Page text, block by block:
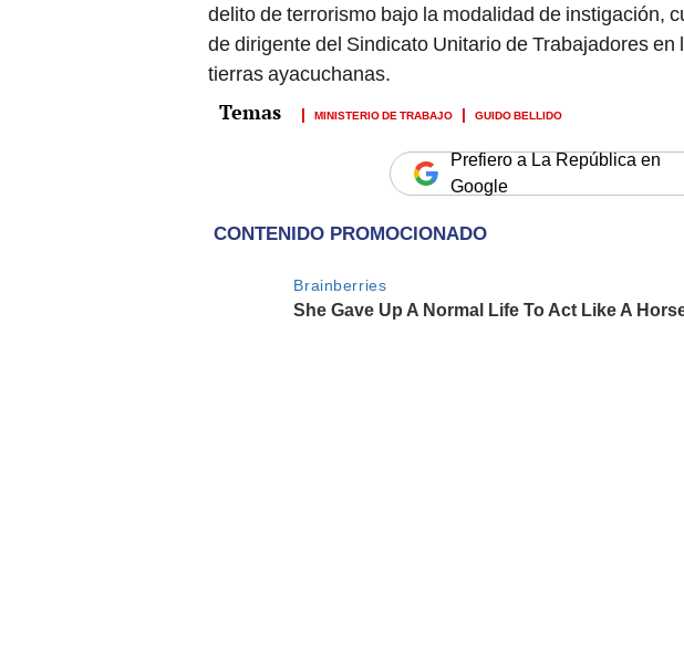
delito de terrorismo bajo la modalidad de instigación,
de dirigente del Sindicato Unitario de Trabajadores en
tierras ayacuchanas.
MINISTERIO DE TRABAJO GUIDO BELLIDO
Prefiero a La República en
Google